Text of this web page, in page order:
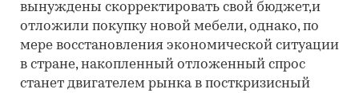
вынуждены скорректировать свой бюджет,и
отложили покупку новой мебели, однако, по
мере восстановления экономической ситуации
в стране, накопленный отложенный спрос
станет двигателем рынка в посткризисный